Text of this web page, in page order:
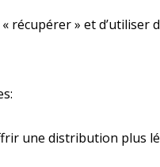
récupérer » et d’utiliser
une distribution plus